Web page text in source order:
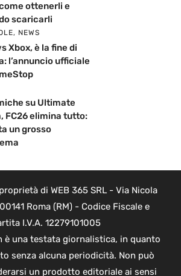
ottenerli e
scaricarli
, NEWS
Xbox, è la fine di
l’annuncio ufficiale
su Ultimate
FC26 elimina tutto:
un grosso
di WEB 365 SRL - Via Nicola
Roma (RM) - Codice Fiscale e
I.V.A. 12279101005
è una testata giornalistica, in quanto
senza alcuna periodicità. Non può
un prodotto editoriale ai sensi